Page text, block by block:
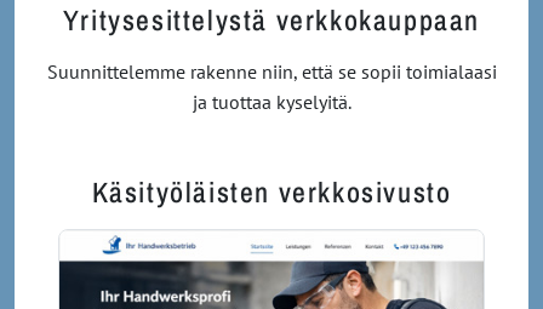
Yritysesittelystä verkkokauppaan
Suunnittelemme rakenne niin, että se sopii toimialaasi
ja tuottaa kyselyitä.
Käsityöläisten verkkosivusto